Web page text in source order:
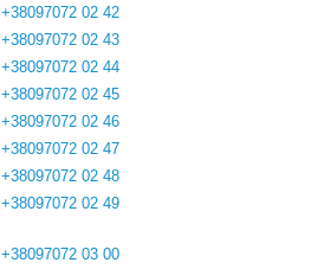
+38097072 02 42
+38097072 02 43
+38097072 02 44
+38097072 02 45
+38097072 02 46
+38097072 02 47
+38097072 02 48
+38097072 02 49
+38097072 03 00